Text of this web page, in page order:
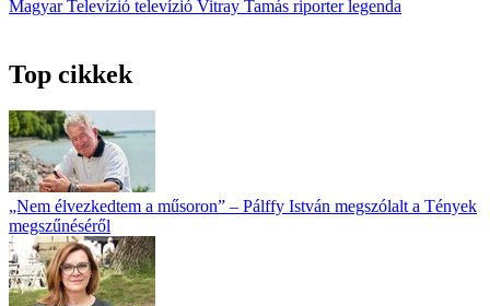
Magyar Televízió televízió Vitray Tamás riporterlegenda
Top cikkek
„Nem élvezkedtem a műsoron” – Pálffy István megszólalt a Tények
megszűnéséről